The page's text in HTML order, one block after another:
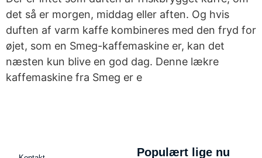
det så er morgen, middag eller aften. Og hvis
duften af varm kaffe kombineres med den fryd for
øjet, som en Smeg-kaffemaskine er, kan det
næsten kun blive en god dag. Denne lækre
kaffemaskine fra Smeg er e
Populært lige nu